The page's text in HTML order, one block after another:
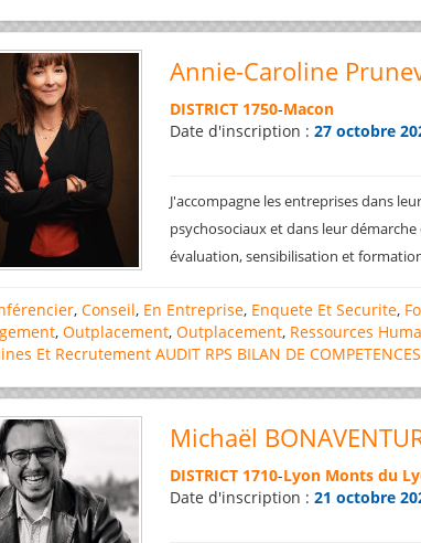
Annie-Caroline
DISTRICT 1750-Macon
Date d'inscription :27 octobre
J'accompagne les entreprises dans
psychosociaux et dans leur
évaluation, sensibilisation et
, Conseil, En Entreprise, Enquete Et Securite,
, Outplacement, Outplacement, Ressources
Et Recrutement AUDIT RPS BILAN DE COMPETENCES
Michaël
DISTRICT 1710-Lyon Monts du
Date d'inscription :21 octobre